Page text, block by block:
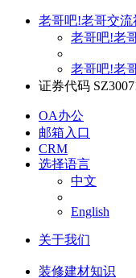
老哥吧!老哥交流
老哥吧!老
老哥吧!老
证券代码
OA办公
邮箱入口
CRM
选择语言
中文
English
关于我们
装修建材知识